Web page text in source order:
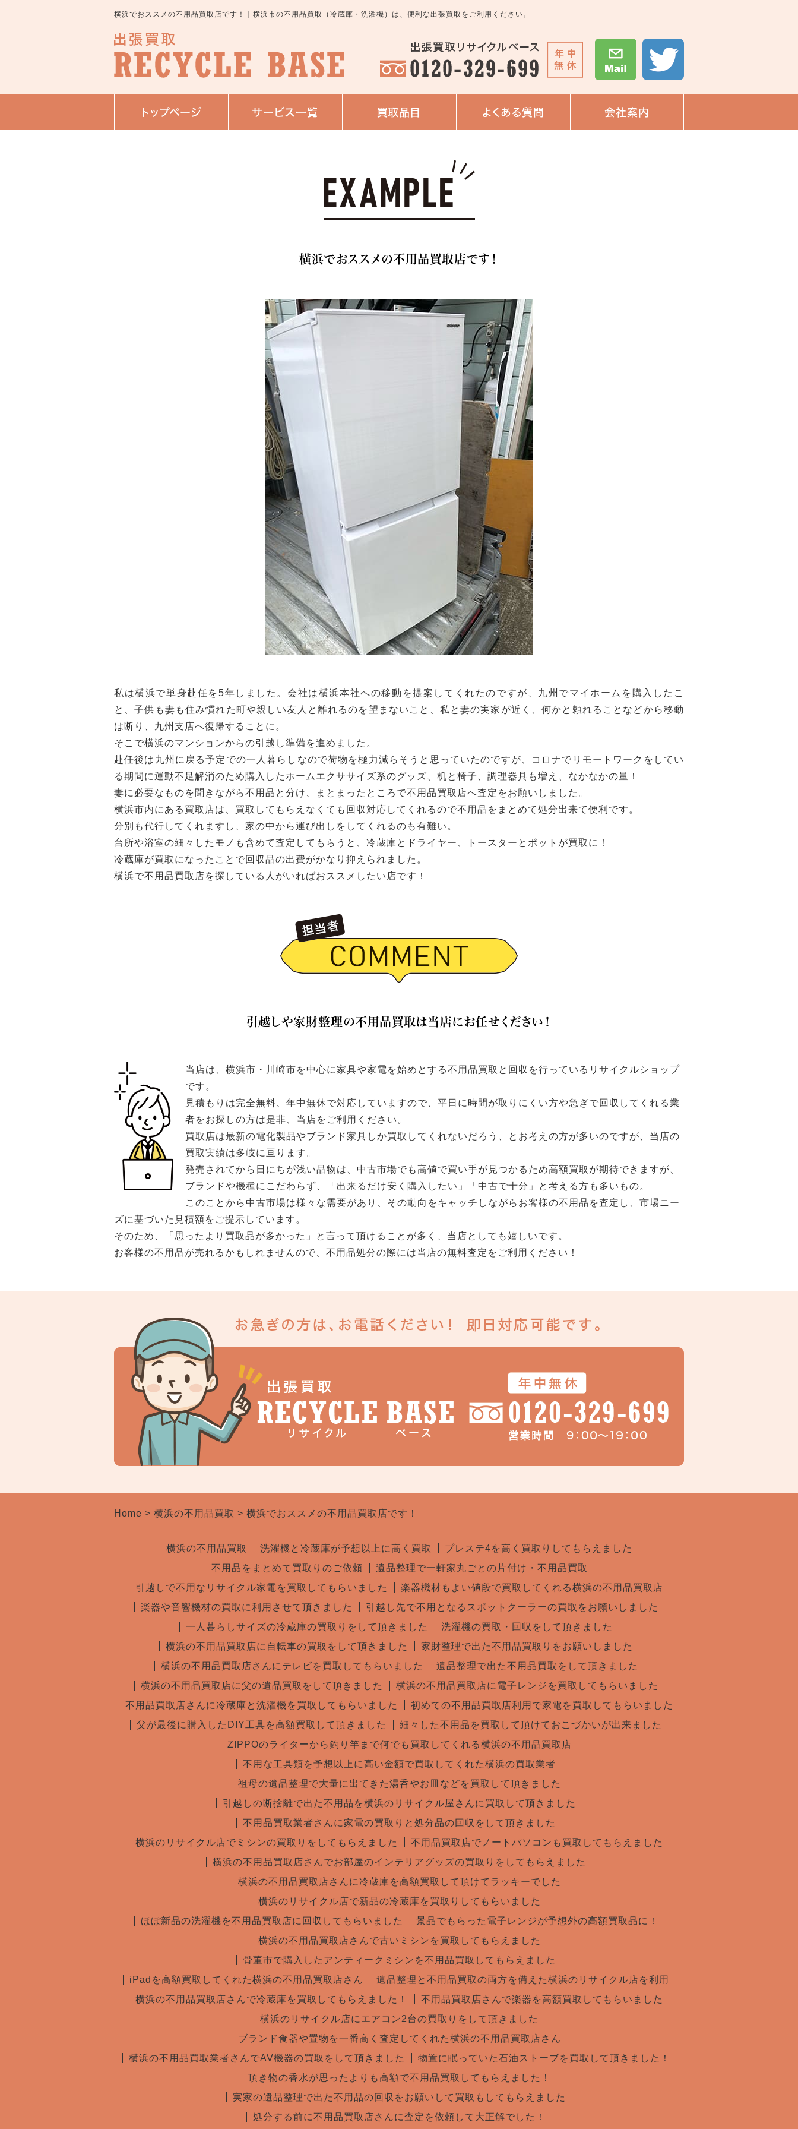
横浜でおススメの不用品買取店です！｜横浜市の不用品買取（冷蔵庫・洗濯機）は、便利な出張買取をご利用ください。
トップページ サービス一覧 買取品目 よくある質問 会社案内
横浜でおススメの不用品買取店です！
私は横浜で単身赴任を5年しました。会社は横浜本社への移動を提案してくれたのですが、九州でマイホームを購入したこ
と、子供も妻も住み慣れた町や親しい友人と離れるのを望まないこと、私と妻の実家が近く、何かと頼れることなどから移動
は断り、九州支店へ復帰することに。
そこで横浜のマンションからの引越し準備を進めました。
赴任後は九州に戻る予定での一人暮らしなので荷物を極力減らそうと思っていたのですが、コロナでリモートワークをしてい
る期間に運動不足解消のため購入したホームエクササイズ系のグッズ、机と椅子、調理器具も増え、なかなかの量！
妻に必要なものを聞きながら不用品と分け、まとまったところで不用品買取店へ査定をお願いしました。
横浜市内にある買取店は、買取してもらえなくても回収対応してくれるので不用品をまとめて処分出来て便利です。
分別も代行してくれますし、家の中から運び出しをしてくれるのも有難い。
台所や浴室の細々したモノも含めて査定してもらうと、冷蔵庫とドライヤー、トースターとポットが買取に！
冷蔵庫が買取になったことで回収品の出費がかなり抑えられました。
横浜で不用品買取店を探している人がいればおススメしたい店です！
引越しや家財整理の不用品買取は当店にお任せください！
当店は、横浜市・川崎市を中心に家具や家電を始めとする不用品買取と回収を行っているリサイクルショップ
です。
見積もりは完全無料、年中無休で対応していますので、平日に時間が取りにくい方や急ぎで回収してくれる業
者をお探しの方は是非、当店をご利用ください。
買取店は最新の電化製品やブランド家具しか買取してくれないだろう、とお考えの方が多いのですが、当店の
買取実績は多岐に亘ります。
発売されてから日にちが浅い品物は、中古市場でも高値で買い手が見つかるため高額買取が期待できますが、
ブランドや機種にこだわらず、「出来るだけ安く購入したい」「中古で十分」と考える方も多いもの。
このことから中古市場は様々な需要があり、その動向をキャッチしながらお客様の不用品を査定し、市場ニー
ズに基づいた見積額をご提示しています。
そのため、「思ったより買取品が多かった」と言って頂けることが多く、当店としても嬉しいです。
お客様の不用品が売れるかもしれませんので、不用品処分の際には当店の無料査定をご利用ください！
Home 横浜の不用品買取 横浜でおススメの不用品買取店です！
横浜の不用品買取 洗濯機と冷蔵庫が予想以上に高く買取
プレステ4を高く買取りしてもらえました
不用品をまとめて買取りのご依頼
遺品整理で一軒家丸ごとの片付け・不用品買取
引越しで不用なリサイクル家電を買取してもらいました
楽器機材もよい値段で買取してくれる横浜の不用品買取店
楽器や音響機材の買取に利用させて頂きました
引越し先で不用となるスポットクーラーの買取をお願いしました
一人暮らしサイズの冷蔵庫の買取りをして頂きました
洗濯機の買取・回収をして頂きました
横浜の不用品買取店に自転車の買取をして頂きました
家財整理で出た不用品買取りをお願いしました
横浜の不用品買取店さんにテレビを買取してもらいました
遺品整理で出た不用品買取をして頂きました
横浜の不用品買取店に父の遺品買取をして頂きました
横浜の不用品買取店に電子レンジを買取してもらいました
不用品買取店さんに冷蔵庫と洗濯機を買取してもらいました
初めての不用品買取店利用で家電を買取してもらいました
父が最後に購入したDIY工具を高額買取して頂きました
細々した不用品を買取して頂けておこづかいが出来ました
ZIPPOのライターから釣り竿まで何でも買取してくれる横浜の不用品買取店
不用な工具類を予想以上に高い金額で買取してくれた横浜の買取業者
祖母の遺品整理で大量に出てきた湯呑やお皿などを買取して頂きました
引越しの断捨離で出た不用品を横浜のリサイクル屋さんに買取して頂きました
不用品買取業者さんに家電の買取りと処分品の回収をして頂きました
横浜のリサイクル店でミシンの買取りをしてもらえました
不用品買取店でノートパソコンも買取してもらえました
横浜の不用品買取店さんでお部屋のインテリアグッズの買取りをしてもらえました
横浜の不用品買取店さんに冷蔵庫を高額買取して頂けてラッキーでした
横浜のリサイクル店で新品の冷蔵庫を買取りしてもらいました
ほぼ新品の洗濯機を不用品買取店に回収してもらいました
景品でもらった電子レンジが予想外の高額買取品に！
横浜の不用品買取店さんで古いミシンを買取してもらえました
骨董市で購入したアンティークミシンを不用品買取してもらえました
iPadを高額買取してくれた横浜の不用品買取店さん
遺品整理と不用品買取の両方を備えた横浜のリサイクル店を利用
横浜の不用品買取店さんで冷蔵庫を買取してもらえました！
不用品買取店さんで楽器を高額買取してもらいました
横浜のリサイクル店にエアコン2台の買取りをして頂きました
ブランド食器や置物を一番高く査定してくれた横浜の不用品買取店さん
横浜の不用品買取業者さんでAV機器の買取をして頂きました
物置に眠っていた石油ストーブを買取して頂きました！
頂き物の香水が思ったよりも高額で不用品買取してもらえました！
実家の遺品整理で出た不用品の回収をお願いして買取もしてもらえました
処分する前に不用品買取店さんに査定を依頼して大正解でした！